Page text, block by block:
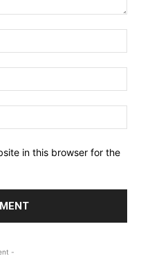
in this browser for the
-